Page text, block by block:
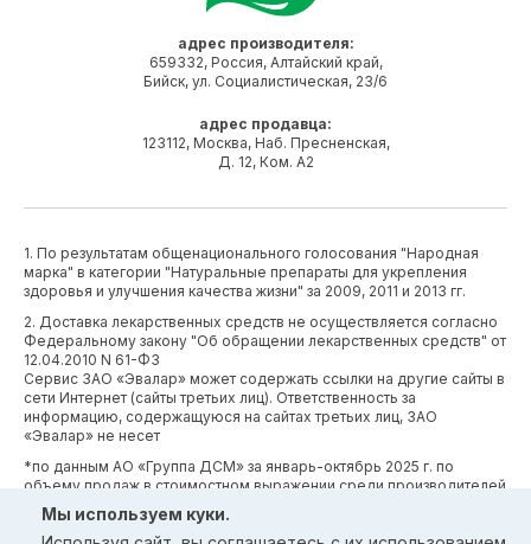
адрес производителя:
659332, Россия, Алтайский край,
Бийск, ул. Социалистическая, 23/6
адрес продавца:
123112, Москва, Наб. Пресненская,
Д. 12, Ком. А2
1. По результатам общенационального голосования "Народная
марка" в категории "Натуральные препараты для укрепления
здоровья и улучшения качества жизни" за 2009, 2011 и 2013 гг.
2. Доставка лекарственных средств не осуществляется согласно
Федеральному закону "Об обращении лекарственных средств" от
12.04.2010 N 61-ФЗ
Сервис ЗАО «Эвалар» может содержать ссылки на другие сайты в
сети Интернет (сайты третьих лиц). Ответственность за
информацию, содержащуюся на сайтах третьих лиц, ЗАО
«Эвалар» не несет
*по данным АО «Группа ДСМ» за январь-октябрь 2025 г. по
объему продаж в стоимостном выражении среди производителей
БАД (без учета СТМ) БАД (без учета СТМ).
*Производственные процессы и системы менеджмента ЗАО
Мы используем куки.